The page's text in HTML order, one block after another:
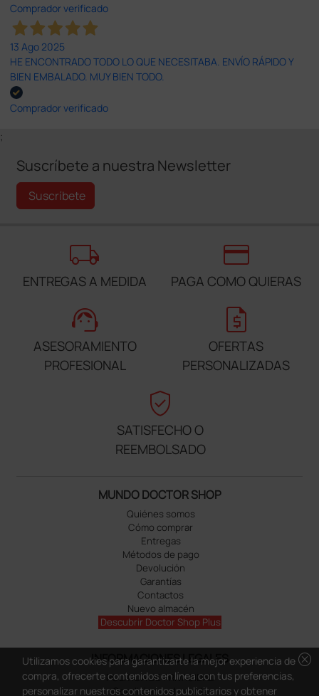
Comprador verificado
13 Ago 2025
HE ENCONTRADO TODO LO QUE NECESITABA. ENVÍO RÁPIDO Y
BIEN EMBALADO. MUY BIEN TODO.
Comprador verificado
;
Suscríbete a nuestra Newsletter
Suscríbete
local_shipping
ENTREGAS A MEDIDA
credit_card
PAGA COMO QUIERAS
support_agent
ASESORAMIENTO
PROFESIONAL
request_quote
OFERTAS
PERSONALIZADAS
verified_user
SATISFECHO O
REEMBOLSADO
MUNDO DOCTOR SHOP
Quiénes somos
Cómo comprar
Entregas
Métodos de pago
Devolución
Garantías
Contactos
Nuevo almacén
Descubrir Doctor Shop Plus
INFORMACIONES LEGALES
POLÍTICA DE PRIVACIDAD
Condiciones de venta
cancel
Utilizamos cookies para garantizarte la mejor experiencia de
compra, ofrecerte contenidos en línea con tus preferencias,
personalizar nuestros contenidos publicitarios y obtener